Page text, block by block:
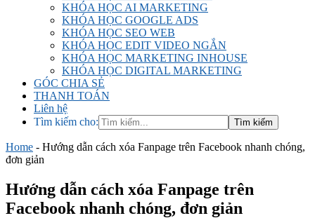
KHÓA HỌC AI MARKETING
KHÓA HỌC GOOGLE ADS
KHÓA HỌC SEO WEB
KHÓA HỌC EDIT VIDEO NGẮN
KHÓA HỌC MARKETING INHOUSE
KHÓA HỌC DIGITAL MARKETING
GÓC CHIA SẺ
THANH TOÁN
Liên hệ
Tìm kiếm cho:
Home - Hướng dẫn cách xóa Fanpage trên Facebook nhanh chóng,
đơn giản
Hướng dẫn cách xóa Fanpage trên
Facebook nhanh chóng, đơn giản